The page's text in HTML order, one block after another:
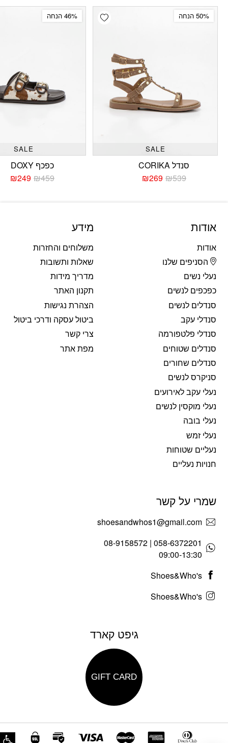
Add wishlist 50% הנחה
SALE
סנדל CORIKA
₪539
המחיר
₪269המחיר
46% הנחה
SALE
כפכף DOXY
₪459
₪249
אודות
אודות
הסניפים שלנו
נעלי נשים
כפכפים לנשים
סנדלים לנשים
סנדלי עקב
סנדלי פלטפורמה
סנדלים שטוחים
סנדלים שחורים
סניקרס לנשים
נעלי עקב לאירועים
נעלי מוקסין לנשים
נעלי בובה
נעלי זמש
נעליים שטוחות
חנויות נעליים
מידע
משלוחים והחזרות
שאלות ותשובות
מדריך מידות
תקנון האתר
הצהרת נגישות
ביטול עסקה ודרכי ביטול
צרי קשר
מפת אתר
שמרי על קשר
shoesandwhos1@gmail.com
058-6372201 | 08-9158572
09:00-13:30
Shoes&Who's
Shoes&Who's
גיפט קארד
GIFT CARD